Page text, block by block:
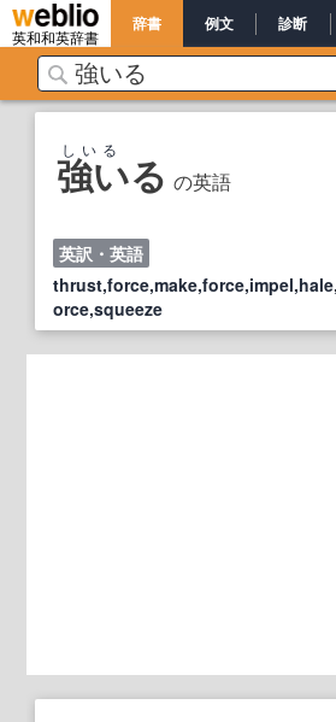
英和和英辞書
辞書 例文 診断
強いる の英語
しいる
英訳・英語
orce,squeeze